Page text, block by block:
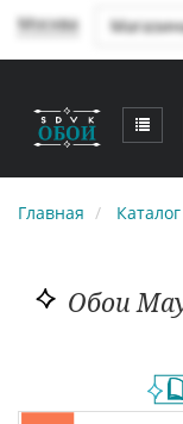
Москва
Главная
Обои